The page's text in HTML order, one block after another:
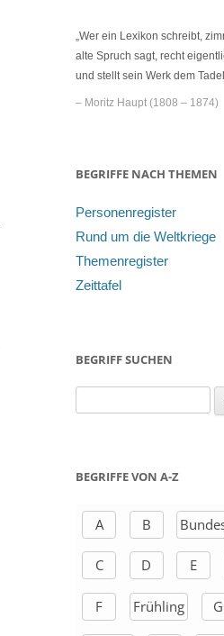
„Wer ein Lexikon schreibt,
alte Spruch sagt, recht
und stellt sein Werk dem
– Moritz Haupt (1808 – 1874)
BEGRIFFE NACH THEMEN
Personenregister
Rund um die Weltkriege
Themenregister
Zeittafel
BEGRIFF SUCHEN
h
h
BEGRIFFE VON A-Z
A B
C D E
F Frühling G